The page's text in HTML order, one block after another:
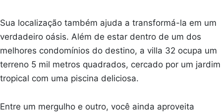
Sua localização também ajuda a transformá-la em um
verdadeiro oásis. Além de estar dentro de um dos
melhores condomínios do destino, a villa 32 ocupa um
terreno 5 mil metros quadrados, cercado por um jardim
tropical com uma piscina deliciosa.
Entre um mergulho e outro, você ainda aproveita